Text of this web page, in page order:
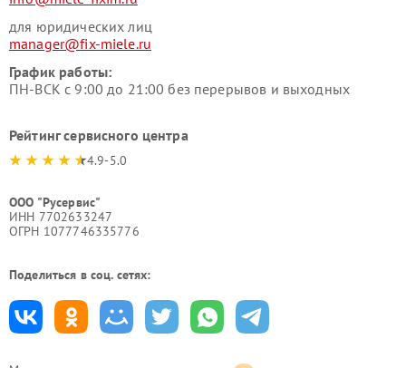
для юридических лиц
manager@fix-miele.ru
График работы:
ПН-ВСК с 9:00 до 21:00 без перерывов и выходных
Рейтинг сервисного центра
4.9-5.0
ООО "Русервис"
ИНН 7702633247
ОГРН 1077746335776
Поделиться в соц. сетях: